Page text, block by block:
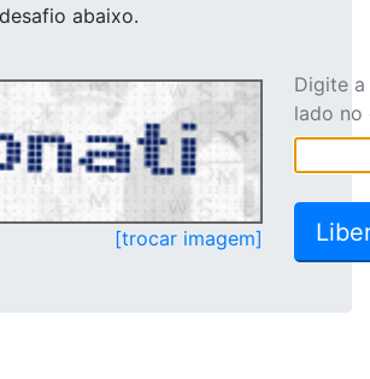
abaixo.
[trocar imagem]
Digite
lado no